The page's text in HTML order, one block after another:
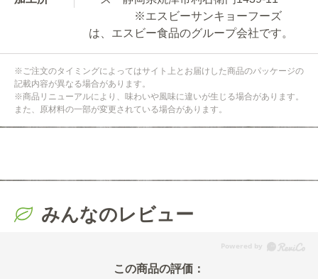
※エスビーサンキョーフーズ
は、エスビー食品のグループ会社です。
※ご注文のタイミングによってはサイト上とお届けした商品のパッケージの
記載内容が異なる場合があります。
※商品リニューアルにより、味わいや風味に違いが生じる場合があります。
また、原材料の一部が変更されている場合があります。
みんなのレビュー